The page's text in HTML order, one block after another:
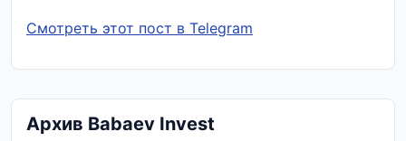
Смотреть этот пост в Telegram
Архив Babaev Invest